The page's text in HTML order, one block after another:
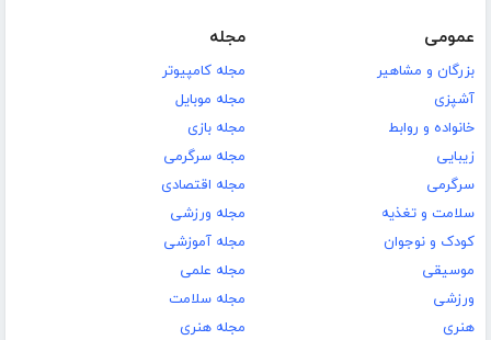
عمومی
بزرگان و مشاهیر
آشپزی
خانواده و روابط
زیبایی
سرگرمی
سلامت و تغذیه
کودک و نوجوان
موسیقی
ورزشی
هنری
مجله
مجله کامپیوتر
مجله موبایل
مجله بازی
مجله سرگرمی
مجله اقتصادی
مجله ورزشی
مجله آموزشی
مجله علمی
مجله سلامت
مجله هنری